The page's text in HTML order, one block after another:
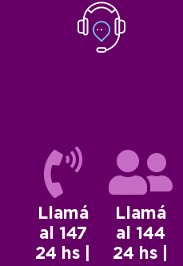
Llamá
al 147
24 hs |
Llamá
al 144
24 hs |